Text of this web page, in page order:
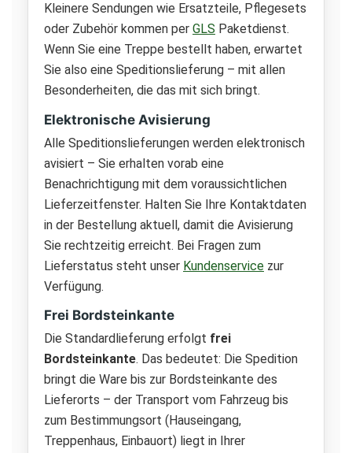
Kleinere Sendungen wie Ersatzteile, Pflegesets
oder Zubehör kommen per GLS Paketdienst.
Wenn Sie eine Treppe bestellt haben, erwartet
Sie also eine Speditionslieferung – mit allen
Besonderheiten, die das mit sich bringt.
Elektronische Avisierung
Alle Speditionslieferungen werden elektronisch
avisiert – Sie erhalten vorab eine
Benachrichtigung mit dem voraussichtlichen
Lieferzeitfenster. Halten Sie Ihre Kontaktdaten
in der Bestellung aktuell, damit die Avisierung
Sie rechtzeitig erreicht. Bei Fragen zum
Lieferstatus steht unser Kundenservice zur
Verfügung.
Frei Bordsteinkante
Die Standardlieferung erfolgt frei
Bordsteinkante. Das bedeutet: Die Spedition
bringt die Ware bis zur Bordsteinkante des
Lieferorts – der Transport vom Fahrzeug bis
zum Bestimmungsort (Hauseingang,
Treppenhaus, Einbauort) liegt in Ihrer